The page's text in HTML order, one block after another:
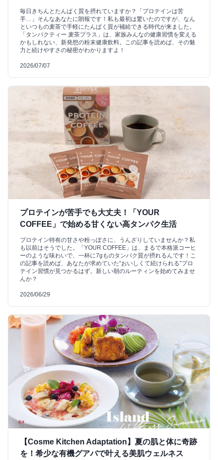
毎日きちんとたんぱく質を摂れていますか？「プロテインは苦
手…」そんなあなたに朗報です！私も最初は驚いたのですが、なん
といつもの麦茶で手軽にたんぱく質が補給できる時代が来ました。
「タンパクティー 麦茶プラス」は、家族みんなの健康習慣を変える
かもしれない、新発想の粉末健康飲料。この記事を読めば、その魅
力と続けやすさの秘密がわかりますよ！
2026/07/07
プロテインが苦手でも大丈夫！「YOUR
COFFEE」で始める甘くない高タンパク生活
プロテイン特有の甘さや粉っぽさに、うんざりしていませんか？私
も以前はそうでした。「YOUR COFFEE」は、まるで本格派コーヒ
ーのような味わいで、一杯に7gものタンパク質が摂れるんです！こ
の記事を読めば、あなたが求めていた“おいしくて続けられる”プロ
テイン習慣が見つかるはず。新しい朝のルーティンを始めてみませ
んか？
2026/06/29
【Cosme Kitchen Adaptation】夏の肌と体に奇跡
を！希少な有機グアバで叶える美肌ウェルネス